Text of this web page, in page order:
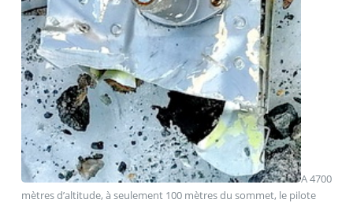
A 4700
mètres d’altitude, à seulement 100 mètres du sommet, le pilote